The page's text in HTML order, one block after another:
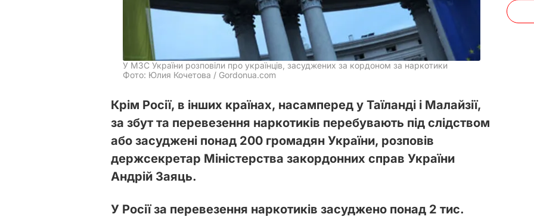
У МЗС України розповіли про українців, засуджених за кордоном за наркотики
Фото: Юлия Кочетова / Gordonua.com
Крім Росії, в інших країнах, насамперед у Таїланді і Малайзії,
за збут та перевезення наркотиків перебувають під слідством
або засуджені понад 200 громадян України, розповів
держсекретар Міністерства закордонних справ України
Андрій Заяць.
У Росії за перевезення наркотиків засуджено понад 2 тис.